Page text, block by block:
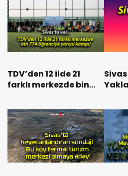
TDV’den 12 ilde 21
farklı merkezde bin
kampı!